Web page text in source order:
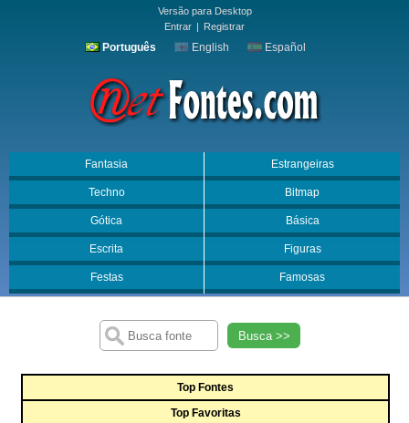
Versão para Desktop
Entrar | Registrar
Português English Español
Fantasia Estrangeiras
Techno Bitmap
Gótica Básica
Escrita Figuras
Festas Famosas
Busca >>
Top Fontes
Top Favoritas